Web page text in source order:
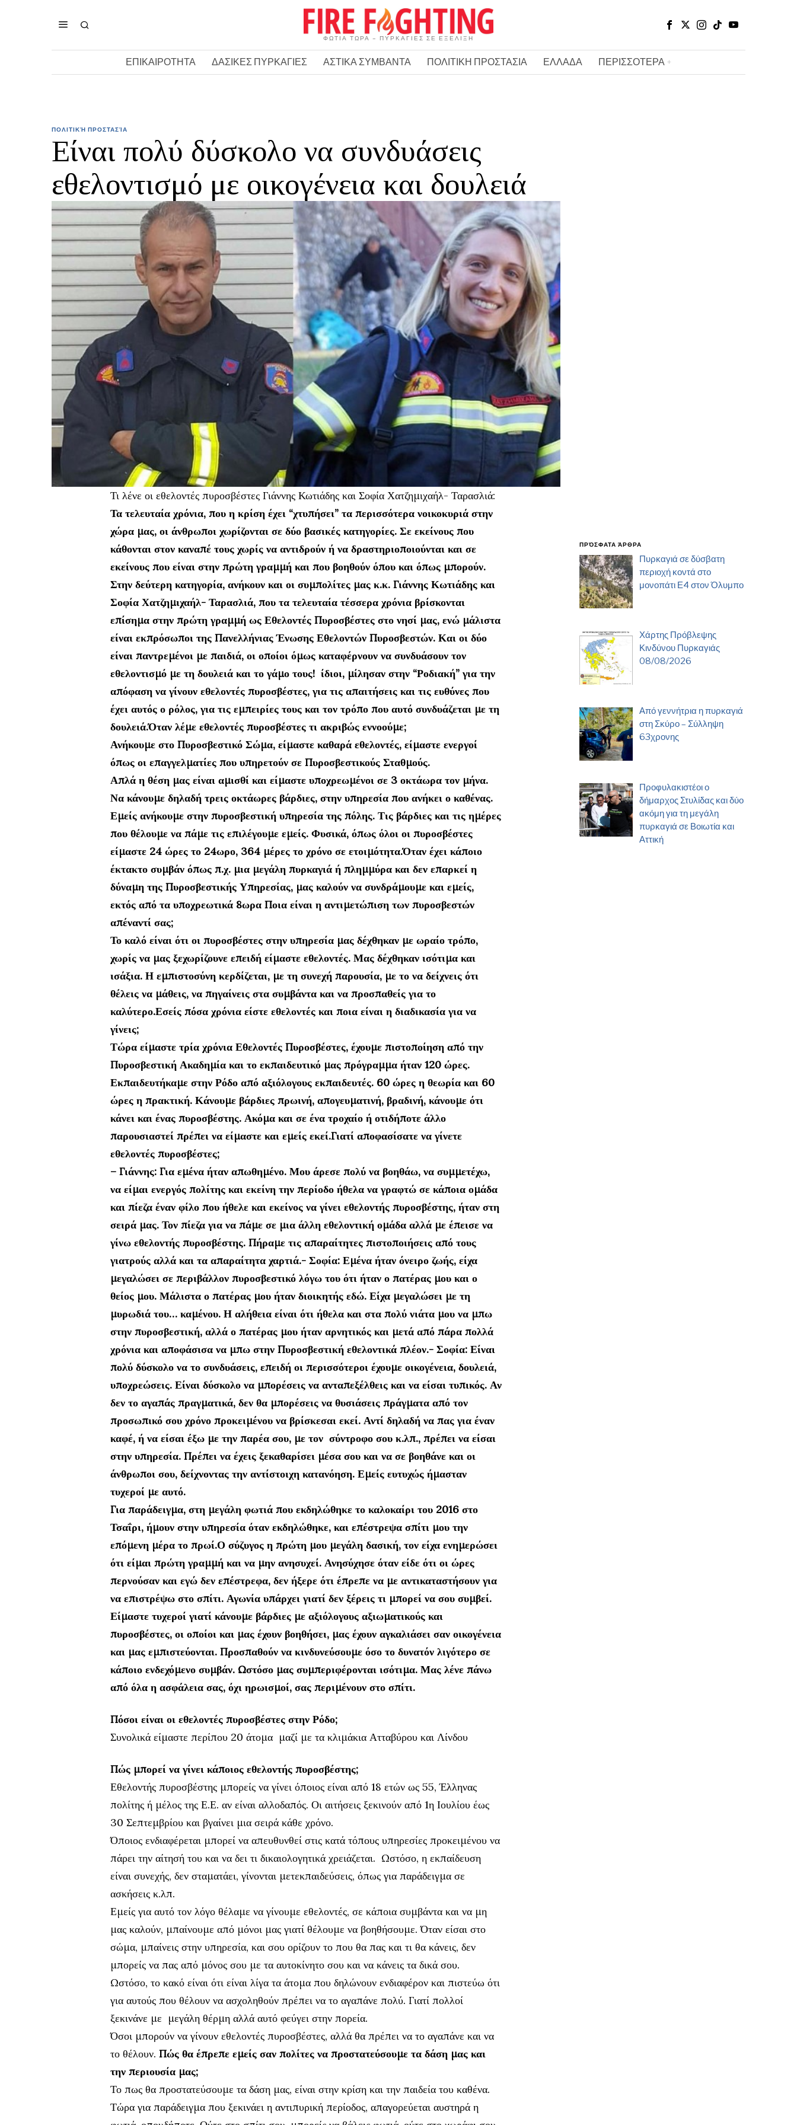
ΦΩΤΙΑ ΤΩΡΑ – ΠΥΡΚΑΓΙΕΣ ΣΕ ΕΞΕΛΙΞΗ
ΕΠΙΚΑΙΡΟΤΗΤΑ ΔΑΣΙΚΕΣ ΠΥΡΚΑΓΙΕΣ ΑΣΤΙΚΑ ΣΥΜΒΑΝΤΑ ΠΟΛΙΤΙΚΗ ΠΡΟΣΤΑΣΙΑ ΕΛΛΑΔΑ ΠΕΡΙΣΣΟΤΕΡΑ
ΠΟΛΙΤΙΚΉ ΠΡΟΣΤΑΣΊΑ
Είναι πολύ δύσκολο να συνδυάσεις
εθελοντισμό με οικογένεια και δουλειά
Τι λένε οι εθελοντές πυροσβέστες Γιάννης Κωτιάδης και Σοφία Χατζημιχαήλ- Ταρασλιά:
Τα τελευταία χρόνια, που η κρίση έχει “χτυπήσει” τα περισσότερα νοικοκυριά στην
χώρα μας, οι άνθρωποι χωρίζονται σε δύο βασικές κατηγορίες. Σε εκείνους που
κάθονται στον καναπέ τους χωρίς να αντιδρούν ή να δραστηριοποιούνται και σε
εκείνους που είναι στην πρώτη γραμμή και που βοηθούν όπου και όπως μπορούν.
Στην δεύτερη κατηγορία, ανήκουν και οι συμπολίτες μας κ.κ. Γιάννης Κωτιάδης και
Σοφία Χατζημιχαήλ- Ταρασλιά, που τα τελευταία τέσσερα χρόνια βρίσκονται
επίσημα στην πρώτη γραμμή ως Εθελοντές Πυροσβέστες στο νησί μας, ενώ μάλιστα
είναι εκπρόσωποι της Πανελλήνιας Ένωσης Εθελοντών Πυροσβεστών. Και οι δύο
είναι παντρεμένοι με παιδιά, οι οποίοι όμως καταφέρνουν να συνδυάσουν τον
εθελοντισμό με τη δουλειά και το γάμο τους! ίδιοι, μίλησαν στην “Ροδιακή” για την
απόφαση να γίνουν εθελοντές πυροσβέστες, για τις απαιτήσεις και τις ευθύνες που
έχει αυτός ο ρόλος, για τις εμπειρίες τους και τον τρόπο που αυτό συνδυάζεται με τη
δουλειά.Όταν λέμε εθελοντές πυροσβέστες τι ακριβώς εννοούμε;
Ανήκουμε στο Πυροσβεστικό Σώμα, είμαστε καθαρά εθελοντές, είμαστε ενεργοί
όπως οι επαγγελματίες που υπηρετούν σε Πυροσβεστικούς Σταθμούς.
Απλά η θέση μας είναι αμισθί και είμαστε υποχρεωμένοι σε 3 οκτάωρα τον μήνα.
Να κάνουμε δηλαδή τρεις οκτάωρες βάρδιες, στην υπηρεσία που ανήκει ο καθένας.
Εμείς ανήκουμε στην πυροσβεστική υπηρεσία της πόλης. Τις βάρδιες και τις ημέρες
που θέλουμε να πάμε τις επιλέγουμε εμείς. Φυσικά, όπως όλοι οι πυροσβέστες
είμαστε 24 ώρες το 24ωρο, 364 μέρες το χρόνο σε ετοιμότητα.Όταν έχει κάποιο
έκτακτο συμβάν όπως π.χ. μια μεγάλη πυρκαγιά ή πλημμύρα και δεν επαρκεί η
δύναμη της Πυροσβεστικής Υπηρεσίας, μας καλούν να συνδράμουμε και εμείς,
εκτός από τα υποχρεωτικά 8ωρα Ποια είναι η αντιμετώπιση των πυροσβεστών
απέναντί σας;
Το καλό είναι ότι οι πυροσβέστες στην υπηρεσία μας δέχθηκαν με ωραίο τρόπο,
χωρίς να μας ξεχωρίζουνε επειδή είμαστε εθελοντές. Μας δέχθηκαν ισότιμα και
ισάξια. Η εμπιστοσύνη κερδίζεται, με τη συνεχή παρουσία, με το να δείχνεις ότι
θέλεις να μάθεις, να πηγαίνεις στα συμβάντα και να προσπαθείς για το
καλύτερο.Εσείς πόσα χρόνια είστε εθελοντές και ποια είναι η διαδικασία για να
γίνεις;
Τώρα είμαστε τρία χρόνια Εθελοντές Πυροσβέστες, έχουμε πιστοποίηση από την
Πυροσβεστική Ακαδημία και το εκπαιδευτικό μας πρόγραμμα ήταν 120 ώρες.
Εκπαιδευτήκαμε στην Ρόδο από αξιόλογους εκπαιδευτές. 60 ώρες η θεωρία και 60
ώρες η πρακτική. Κάνουμε βάρδιες πρωινή, απογευματινή, βραδινή, κάνουμε ότι
κάνει και ένας πυροσβέστης. Ακόμα και σε ένα τροχαίο ή οτιδήποτε άλλο
παρουσιαστεί πρέπει να είμαστε και εμείς εκεί.Γιατί αποφασίσατε να γίνετε
εθελοντές πυροσβέστες;
– Γιάννης: Για εμένα ήταν απωθημένο. Μου άρεσε πολύ να βοηθάω, να συμμετέχω,
να είμαι ενεργός πολίτης και εκείνη την περίοδο ήθελα να γραφτώ σε κάποια ομάδα
και πίεζα έναν φίλο που ήθελε και εκείνος να γίνει εθελοντής πυροσβέστης, ήταν στη
σειρά μας. Τον πίεζα για να πάμε σε μια άλλη εθελοντική ομάδα αλλά με έπεισε να
γίνω εθελοντής πυροσβέστης. Πήραμε τις απαραίτητες πιστοποιήσεις από τους
γιατρούς αλλά και τα απαραίτητα χαρτιά.- Σοφία: Εμένα ήταν όνειρο ζωής, είχα
μεγαλώσει σε περιβάλλον πυροσβεστικό λόγω του ότι ήταν ο πατέρας μου και ο
θείος μου. Μάλιστα ο πατέρας μου ήταν διοικητής εδώ. Είχα μεγαλώσει με τη
μυρωδιά του… καμένου. Η αλήθεια είναι ότι ήθελα και στα πολύ νιάτα μου να μπω
στην πυροσβεστική, αλλά ο πατέρας μου ήταν αρνητικός και μετά από πάρα πολλά
χρόνια και αποφάσισα να μπω στην Πυροσβεστική εθελοντικά πλέον.- Σοφία: Είναι
πολύ δύσκολο να το συνδυάσεις, επειδή οι περισσότεροι έχουμε οικογένεια, δουλειά,
υποχρεώσεις. Είναι δύσκολο να μπορέσεις να ανταπεξέλθεις και να είσαι τυπικός. Αν
δεν το αγαπάς πραγματικά, δεν θα μπορέσεις να θυσιάσεις πράγματα από τον
προσωπικό σου χρόνο προκειμένου να βρίσκεσαι εκεί. Αντί δηλαδή να πας για έναν
καφέ, ή να είσαι έξω με την παρέα σου, με τον σύντροφο σου κ.λπ., πρέπει να είσαι
στην υπηρεσία. Πρέπει να έχεις ξεκαθαρίσει μέσα σου και να σε βοηθάνε και οι
άνθρωποι σου, δείχνοντας την αντίστοιχη κατανόηση. Εμείς ευτυχώς ήμασταν
τυχεροί με αυτό.
Για παράδειγμα, στη μεγάλη φωτιά που εκδηλώθηκε το καλοκαίρι του 2016 στο
Τσαΐρι, ήμουν στην υπηρεσία όταν εκδηλώθηκε, και επέστρεψα σπίτι μου την
επόμενη μέρα το πρωί.Ο σύζυγος η πρώτη μου μεγάλη δασική, τον είχα ενημερώσει
ότι είμαι πρώτη γραμμή και να μην ανησυχεί. Ανησύχησε όταν είδε ότι οι ώρες
περνούσαν και εγώ δεν επέστρεφα, δεν ήξερε ότι έπρεπε να με αντικαταστήσουν για
να επιστρέψω στο σπίτι. Αγωνία υπάρχει γιατί δεν ξέρεις τι μπορεί να σου συμβεί.
Είμαστε τυχεροί γιατί κάνουμε βάρδιες με αξιόλογους αξιωματικούς και
πυροσβέστες, οι οποίοι και μας έχουν βοηθήσει, μας έχουν αγκαλιάσει σαν οικογένεια
και μας εμπιστεύονται. Προσπαθούν να κινδυνεύσουμε όσο το δυνατόν λιγότερο σε
κάποιο ενδεχόμενο συμβάν. Ωστόσο μας συμπεριφέρονται ισότιμα. Μας λένε πάνω
από όλα η ασφάλεια σας, όχι ηρωισμοί, σας περιμένουν στο σπίτι.
Πόσοι είναι οι εθελοντές πυροσβέστες στην Ρόδο;
Συνολικά είμαστε περίπου 20 άτομα μαζί με τα κλιμάκια Ατταβύρου και Λίνδου
Πώς μπορεί να γίνει κάποιος εθελοντής πυροσβέστης;
Εθελοντής πυροσβέστης μπορείς να γίνει όποιος είναι από 18 ετών ως 55, Έλληνας
πολίτης ή μέλος της Ε.Ε. αν είναι αλλοδαπός. Οι αιτήσεις ξεκινούν από 1η Ιουλίου έως
30 Σεπτεμβρίου και βγαίνει μια σειρά κάθε χρόνο.
Όποιος ενδιαφέρεται μπορεί να απευθυνθεί στις κατά τόπους υπηρεσίες προκειμένου να
πάρει την αίτησή του και να δει τι δικαιολογητικά χρειάζεται. Ωστόσο, η εκπαίδευση
είναι συνεχής, δεν σταματάει, γίνονται μετεκπαιδεύσεις, όπως για παράδειγμα σε
ασκήσεις κ.λπ.
Εμείς για αυτό τον λόγο θέλαμε να γίνουμε εθελοντές, σε κάποια συμβάντα και να μη
μας καλούν, μπαίνουμε από μόνοι μας γιατί θέλουμε να βοηθήσουμε. Όταν είσαι στο
σώμα, μπαίνεις στην υπηρεσία, και σου ορίζουν το που θα πας και τι θα κάνεις, δεν
μπορείς να πας από μόνος σου με τα αυτοκίνητο σου και να κάνεις τα δικά σου.
Ωστόσο, το κακό είναι ότι είναι λίγα τα άτομα που δηλώνουν ενδιαφέρον και πιστεύω ότι
για αυτούς που θέλουν να ασχοληθούν πρέπει να το αγαπάνε πολύ. Γιατί πολλοί
ξεκινάνε με μεγάλη θέρμη αλλά αυτό φεύγει στην πορεία.
Όσοι μπορούν να γίνουν εθελοντές πυροσβέστες, αλλά θα πρέπει να το αγαπάνε και να
το θέλουν. Πώς θα έπρεπε εμείς σαν πολίτες να προστατεύσουμε τα δάση μας και
την περιουσία μας;
Το πως θα προστατεύσουμε τα δάση μας, είναι στην κρίση και την παιδεία του καθένα.
Τώρα για παράδειγμα που ξεκινάει η αντιπυρική περίοδος, απαγορεύεται αυστηρά η
ΠΡΌΣΦΑΤΑ ΆΡΘΡΑ
Πυρκαγιά σε δύσβατη
περιοχή κοντά στο
μονοπάτι Ε4 στον Όλυμπο
Χάρτης Πρόβλεψης
Κινδύνου Πυρκαγιάς
08/08/2026
Από γεννήτρια η πυρκαγιά
στη Σκύρο – Σύλληψη
63χρονης
Προφυλακιστέοι ο
δήμαρχος Στυλίδας και δύο
ακόμη για τη μεγάλη
πυρκαγιά σε Βοιωτία και
Αττική